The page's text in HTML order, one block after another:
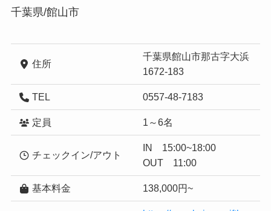
千葉県/館山市
住所
千葉県館山市那古字大浜
1672-183
TEL 0557-48-7183
定員 1～6名
チェックイン/アウト
IN 15:00~18:00
OUT 11:00
基本料金 138,000円~